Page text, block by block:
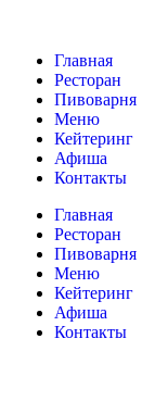
Главная
Ресторан
Пивоварня
Меню
Кейтеринг
Афиша
Контакты
Главная
Ресторан
Пивоварня
Меню
Кейтеринг
Афиша
Контакты